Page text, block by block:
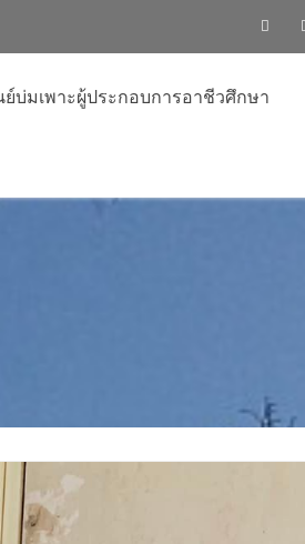
บ่มเพาะผู้ประกอบการอาชีวศึกษา